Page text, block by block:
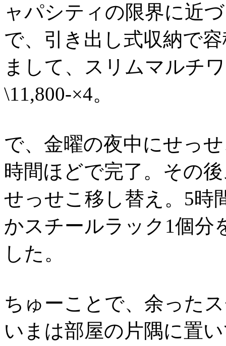
ャパシティの限界に近
で、引き出し式収納で
まして、スリムマルチ
\11,800-×4。
で、金曜の夜中にせっ
時間ほどで完了。その
せっせこ移し替え。5時
かスチールラック1個分
した。
ちゅーことで、余った
いまは部屋の片隅に置